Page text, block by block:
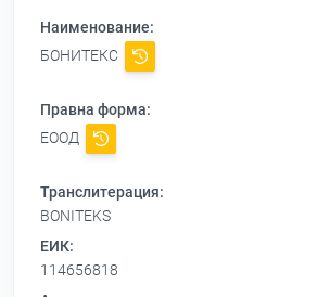
Наименование:
БОНИТЕКС
Правна форма:
ЕООД
Транслитерация:
BONITEKS
ЕИК:
114656818